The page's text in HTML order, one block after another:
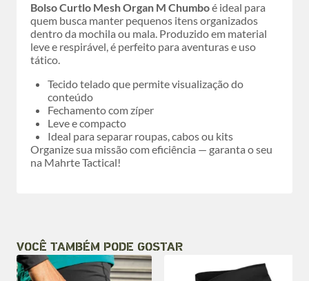
Bolso Curtlo Mesh Organ M Chumboé ideal para
quem busca manter pequenos itens organizados
dentro da mochila ou mala. Produzido em material
leve e respirável, é perfeito para aventuras e uso
tático.
Tecido telado que permite visualização do
conteúdo
Fechamento com zíper
Leve e compacto
Ideal para separar roupas, cabos ou kits
Organize sua missão com eficiência — garanta o seu
na Mahrte Tactical!
VOCÊ TAMBÉM PODE GOSTAR